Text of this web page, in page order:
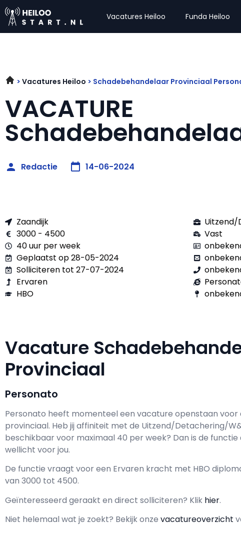
Vacatures Heiloo Funda Heiloo
Vacatures Heiloo Schadebehandelaar Provinciaal
VACATURE
Redactie 14-06-2024
Zaandijk
3000 - 4500
40 uur per week
Geplaatst op 28-05-2024
Solliciteren tot 27-07-2024
Ervaren
HBO
Uitzend/
Vast
Vacature
Provinciaal
Personato
Personato heeft momenteel een vacature openstaan voor
provinciaal. Heb jij affiniteit met de Uitzend/Detachering/
beschikbaar voor maximaal 40 per week? Dan is de functie
wellicht voor jou.
De functie vraagt voor een Ervaren kracht met HBO
van 3000 tot 4500.
Geïnteresseerd geraakt en direct solliciteren? Klik hier.
Niet helemaal wat je zoekt? Bekijk onze vacatureoverzicht